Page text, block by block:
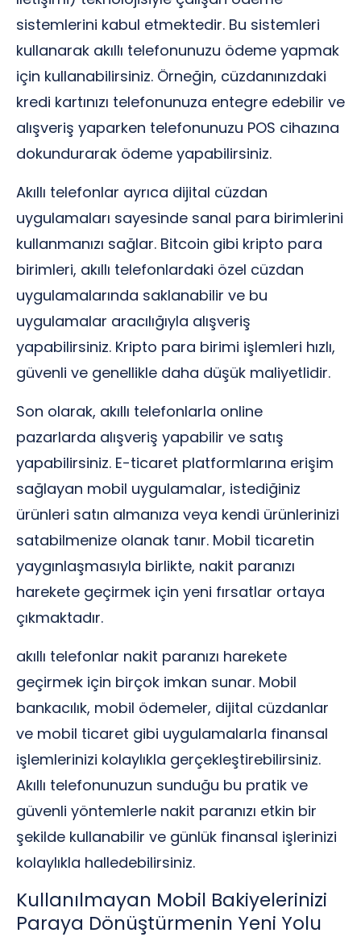
sistemlerini kabul etmektedir. Bu sistemleri
kullanarak akıllı telefonunuzu ödeme yapmak
için kullanabilirsiniz. Örneğin, cüzdanınızdaki
kredi kartınızı telefonunuza entegre edebilir ve
alışveriş yaparken telefonunuzu POS cihazına
dokundurarak ödeme yapabilirsiniz.
Akıllı telefonlar ayrıca dijital cüzdan
uygulamaları sayesinde sanal para birimlerini
kullanmanızı sağlar. Bitcoin gibi kripto para
birimleri, akıllı telefonlardaki özel cüzdan
uygulamalarında saklanabilir ve bu
uygulamalar aracılığıyla alışveriş
yapabilirsiniz. Kripto para birimi işlemleri hızlı,
güvenli ve genellikle daha düşük maliyetlidir.
Son olarak, akıllı telefonlarla online
pazarlarda alışveriş yapabilir ve satış
yapabilirsiniz. E-ticaret platformlarına erişim
sağlayan mobil uygulamalar, istediğiniz
ürünleri satın almanıza veya kendi ürünlerinizi
satabilmenize olanak tanır. Mobil ticaretin
yaygınlaşmasıyla birlikte, nakit paranızı
harekete geçirmek için yeni fırsatlar ortaya
çıkmaktadır.
akıllı telefonlar nakit paranızı harekete
geçirmek için birçok imkan sunar. Mobil
bankacılık, mobil ödemeler, dijital cüzdanlar
ve mobil ticaret gibi uygulamalarla finansal
işlemlerinizi kolaylıkla gerçekleştirebilirsiniz.
Akıllı telefonunuzun sunduğu bu pratik ve
güvenli yöntemlerle nakit paranızı etkin bir
şekilde kullanabilir ve günlük finansal işlerinizi
kolaylıkla halledebilirsiniz.
Kullanılmayan Mobil Bakiyelerinizi
Paraya Dönüştürmenin Yeni Yolu